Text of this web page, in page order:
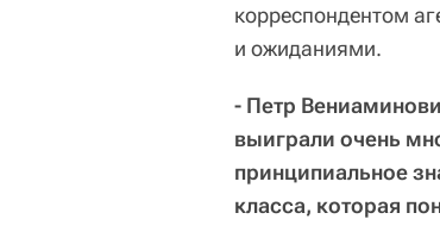
корреспондентом
и ожиданиями.
- Петр
выиграли очень
принципиальное
класса, которая